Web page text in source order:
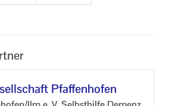
Pfaf­fen­ho­fen